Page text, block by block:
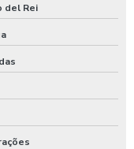
del Rei